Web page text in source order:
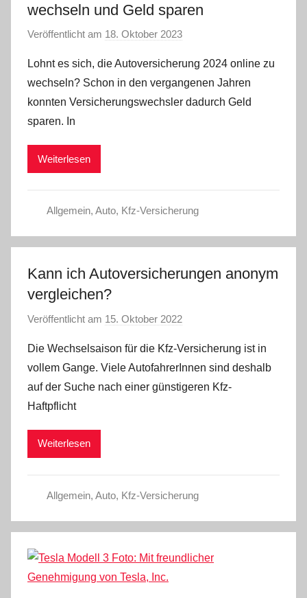
wechseln und Geld sparen
Veröffentlicht am 18. Oktober 2023
n
a
d
Lohnt es sich, die Autoversicherung 2024 online zu
wechseln? Schon in den vergangenen Jahren
konnten Versicherungswechsler dadurch Geld
sparen. In
Weiterlesen
Allgemein, Auto, Kfz-Versicherung
Kann ich Autoversicherungen anonym
vergleichen?
Veröffentlicht am 15. Oktober 2022
n
a
d
Die Wechselsaison für die Kfz-Versicherung ist in
vollem Gange. Viele AutofahrerInnen sind deshalb
auf der Suche nach einer günstigeren Kfz-
Haftpflicht
Weiterlesen
Allgemein, Auto, Kfz-Versicherung